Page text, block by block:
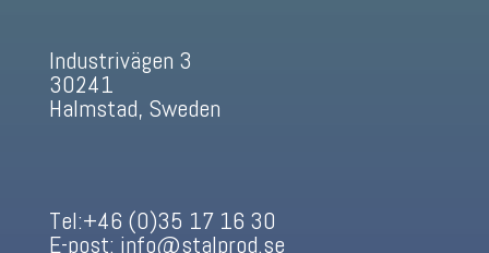
Industrivägen 3
30241
Halmstad, Sweden
Tel:+46 (0)35 17 16 30
E-post: info@stalprod.se